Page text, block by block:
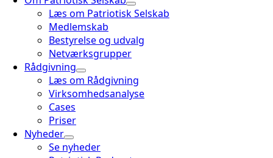
Læs om Patriotisk Selskab
Medlemskab
Bestyrelse og udvalg
Netværksgrupper
Rådgivning
Læs om Rådgivning
Virksomhedsanalyse
Cases
Priser
Nyheder
Se nyheder